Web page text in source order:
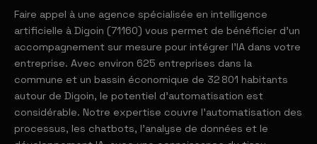
Faire appel à une agence spécialisée en intelligence
artificielle à Digoin (71160) vous permet de bénéficier d'un
accompagnement sur mesure pour intégrer l'IA dans votre
entreprise. Avec environ 625 entreprises dans la
commune et un bassin économique de 32 801 habitants
autour de Digoin, le potentiel d'automatisation est
considérable. Notre expertise couvre l'automatisation des
processus, les chatbots, l'analyse de données et le